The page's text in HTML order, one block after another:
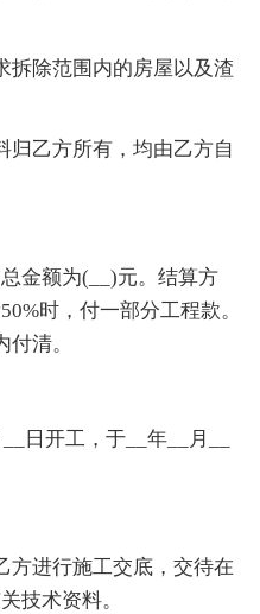
拆除范围内的房屋以及渣
归乙方所有，均由乙方自
金额为(__)元。结算方
时，付一部分工程款。
清。
日开工，于__年__月__
方进行施工交底，交待在
技术资料。